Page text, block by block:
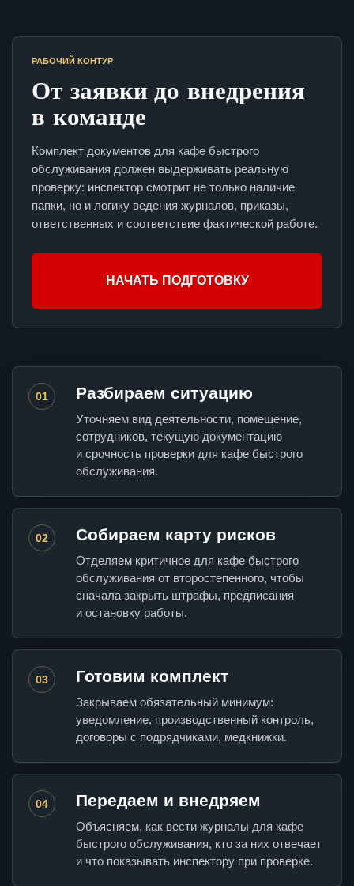
РАБОЧИЙ КОНТУР
От заявки до внедрения
в команде
Комплект документов для кафе быстрого
обслуживания должен выдерживать реальную
проверку: инспектор смотрит не только наличие
папки, но и логику ведения журналов, приказы,
ответственных и соответствие фактической работе.
НАЧАТЬ ПОДГОТОВКУ
01 Разбираем ситуацию
Уточняем вид деятельности, помещение,
сотрудников, текущую документацию
и срочность проверки для кафе быстрого
обслуживания.
02 Собираем карту рисков
Отделяем критичное для кафе быстрого
обслуживания от второстепенного, чтобы
сначала закрыть штрафы, предписания
и остановку работы.
03 Готовим комплект
Закрываем обязательный минимум:
уведомление, производственный контроль,
договоры с подрядчиками, медкнижки.
04 Передаем и внедряем
Объясняем, как вести журналы для кафе
быстрого обслуживания, кто за них отвечает
и что показывать инспектору при проверке.